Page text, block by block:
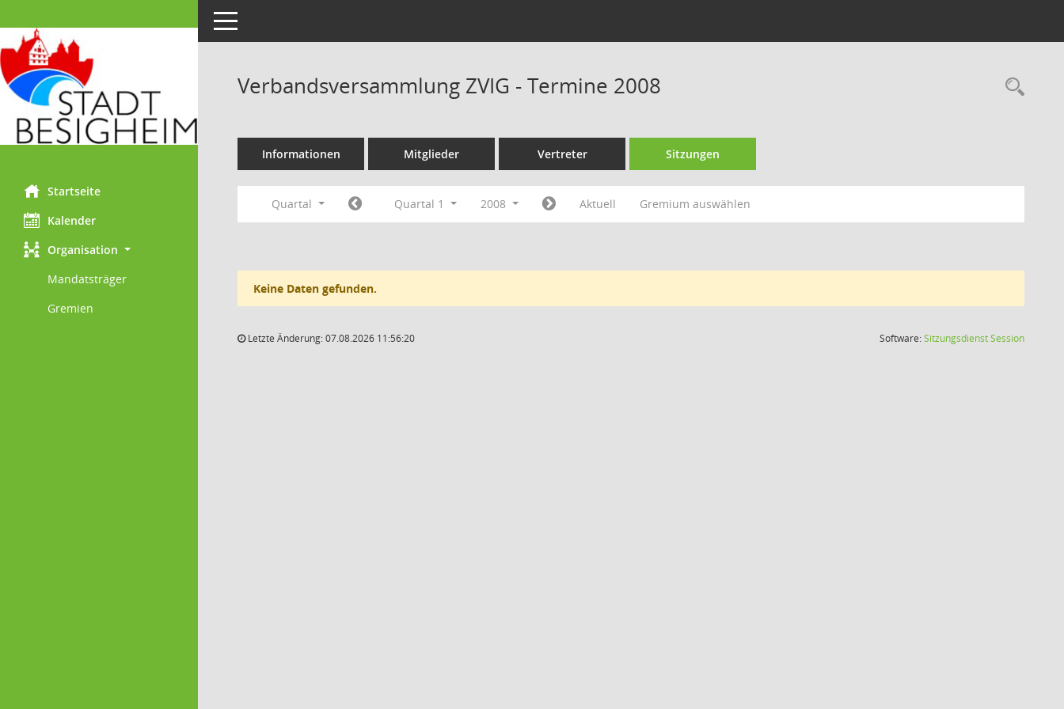
Startseite
Kalender
Organisation
Mandatsträger
Gremien
Toggle navigation
Verbandsversammlung ZVIG - Termine 2008
Informationen Mitglieder Vertreter Sitzungen
Quartal Quartal 1 2008 Aktuell Gremium auswählen
Keine Daten gefunden.
Letzte Änderung: 07.08.2026 11:56:20 Software:SitzungsdienstSession(Wird in